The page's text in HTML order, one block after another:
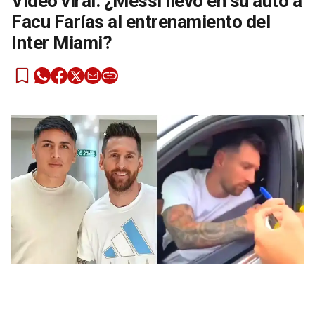
Facu Farías al entrenamiento del
Inter Miami?